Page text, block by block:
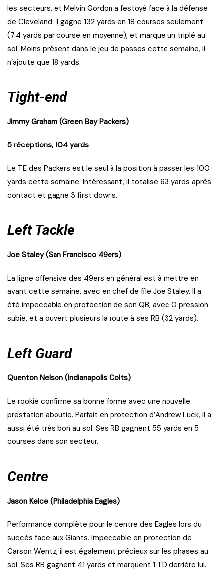
les secteurs, et Melvin Gordon a festoyé face à la défense
de Cleveland. Il gagne 132 yards en 18 courses seulement
(7.4 yards par course en moyenne), et marque un triplé au
sol. Moins présent dans le jeu de passes cette semaine, il
n’ajoute que 18 yards.
Tight-end
Jimmy Graham (Green Bay Packers)
5 réceptions, 104 yards
Le TE des Packers est le seul à la position à passer les 100
yards cette semaine. Intéressant, il totalise 63 yards après
contact et gagne 3 first downs.
Left Tackle
Joe Staley (San Francisco 49ers)
La ligne offensive des 49ers en général est à mettre en
avant cette semaine, avec en chef de file Joe Staley. Il a
été impeccable en protection de son QB, avec 0 pression
subie, et a ouvert plusieurs la route à ses RB (32 yards).
Left Guard
Quenton Nelson (Indianapolis Colts)
Le rookie confirme sa bonne forme avec une nouvelle
prestation aboutie. Parfait en protection d’Andrew Luck, il a
aussi été très bon au sol. Ses RB gagnent 55 yards en 5
courses dans son secteur.
Centre
Jason Kelce (Philadelphia Eagles)
Performance complète pour le centre des Eagles lors du
succès face aux Giants. Impeccable en protection de
Carson Wentz, il est également précieux sur les phases au
sol. Ses RB gagnent 41 yards et marquent 1 TD derrière lui.